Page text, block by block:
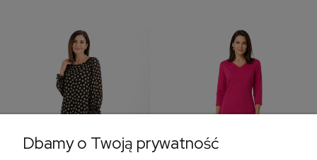
Dbamy o Twoją prywatność